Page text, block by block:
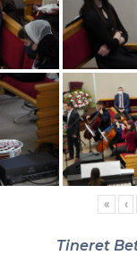
« ‹
Tineret